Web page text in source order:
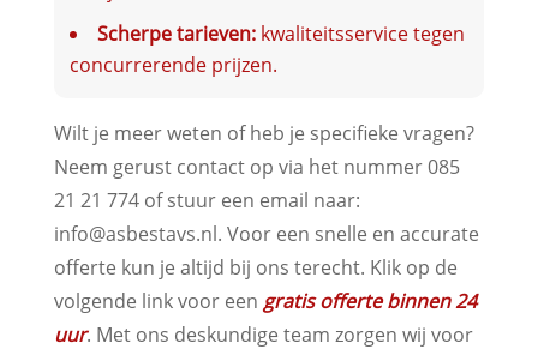
Scherpe tarieven:kwaliteitsservice tegen
concurrerende prijzen.
Wilt je meer weten of heb je specifieke vragen?
Neem gerust contact op via het nummer 085
21 21 774 of stuur een email naar:
info@asbestavs.nl. Voor een snelle en accurate
offerte kun je altijd bij ons terecht. Klik op de
volgende link voor een gratis offerte binnen 24
uur. Met ons deskundige team zorgen wij voor